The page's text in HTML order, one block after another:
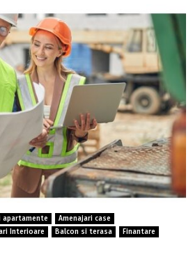
apartamente
Amenajari case
Interioare Balcon si terasa
Finantare